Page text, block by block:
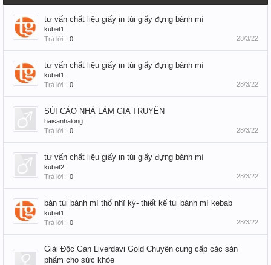
tư vấn chất liệu giấy in túi giấy đựng bánh mì
kubet1
Trả lời:
0 28/3/22
tư vấn chất liệu giấy in túi giấy đựng bánh mì
kubet1
Trả lời:
0 28/3/22
SỦI CẢO NHÀ LÀM GIA TRUYỀN
haisanhalong
Trả lời:
0 28/3/22
tư vấn chất liệu giấy in túi giấy đựng bánh mì
kubet2
Trả lời:
0 28/3/22
bán túi bánh mì thổ nhĩ kỳ- thiết kế túi bánh mì kebab
kubet1
Trả lời:
0 28/3/22
Giải Độc Gan Liverdavi Gold Chuyên cung cấp các sản
phẩm cho sức khỏe